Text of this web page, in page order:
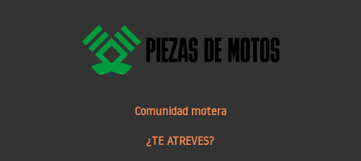
Comunidad motera
¿TE ATREVES?